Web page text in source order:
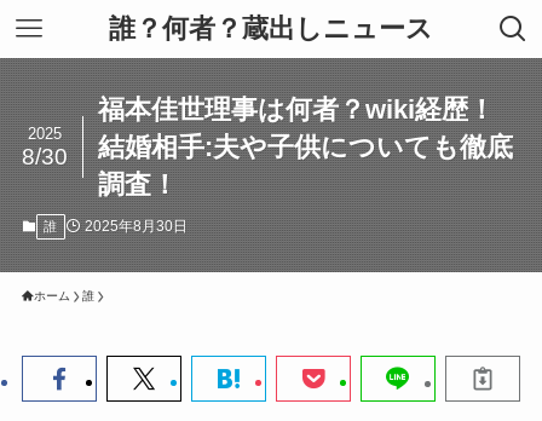
誰？何者？蔵出しニュース
福本佳世理事は何者？wiki経歴！
結婚相手:夫や子供についても徹底
調査！
2025
8/30
誰 2025年8月30日
ホーム 誰